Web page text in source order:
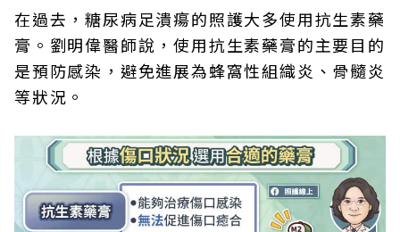
在過去，糖尿病足潰瘍的照護大多使用抗生素藥
膏。劉明偉醫師說，使用抗生素藥膏的主要目的
是預防感染，避免進展為蜂窩性組織炎、骨髓炎
等狀況。